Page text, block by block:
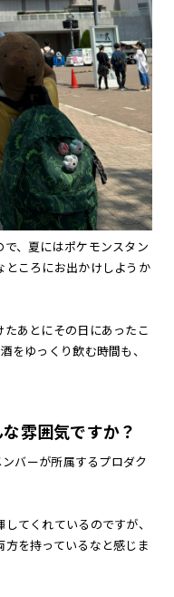
、夏にはポケモンスタン
ところにお出かけしようか
あとにその日にあったこ
をゆっくり飲む時間も、
雰囲気ですか？
バーが所属するプロダク
てくれているのですが、
を持っているなと感じま